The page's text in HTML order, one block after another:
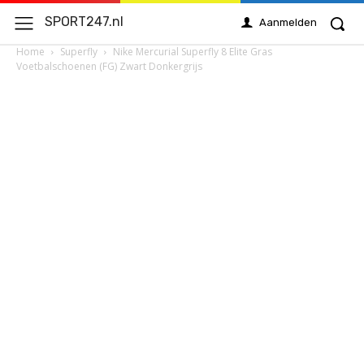
SPORT247.nl Aanmelden
Home Superfly
Nike Mercurial Superfly 8 Elite Gras
Voetbalschoenen (FG) Zwart Donkergrijs